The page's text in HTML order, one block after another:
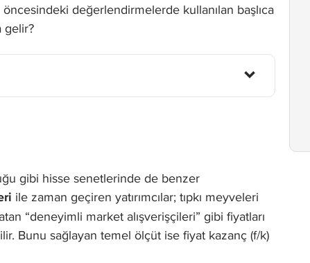
öncesindeki değerlendirmelerde kullanılan başlıca
gelir?
gibi hisse senetlerinde de benzer
ile zaman geçiren yatırımcılar; tıpkı meyveleri
“deneyimli market alışverişçileri” gibi fiyatları
Bunu sağlayan temel ölçüt ise fiyat kazanç (f/k)